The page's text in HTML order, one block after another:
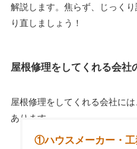
解説します。焦らず、じっく
り直しましょう！
屋根修理をしてくれる会社
屋根修理をしてくれる会社に
あります。
①ハウスメーカー・工